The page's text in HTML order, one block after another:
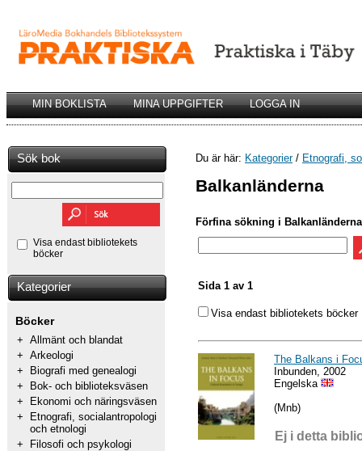
MIN BOKLISTA MINA UPPGIFTER LOGGA IN
Sök bok
Visa endast bibliotekets
böcker
Kategorier
Böcker
+ Allmänt och blandat
+ Arkeologi
+
Biografi med genealogi
+
Bok- och biblioteksväsen
+
Ekonomi och näringsväsen
+
Etnografi, socialantropologi
och etnologi
+
Filosofi och psykologi
Du är här: Kategorier/ Etnografi,
Balkanländerna
Förfina sökning i Balkanländerna
Sida 1 av 1
Visa endast bibliotekets böcker
The Balkans i
Inbunden, 2002
Engelska
(Mnb)
Ej i detta